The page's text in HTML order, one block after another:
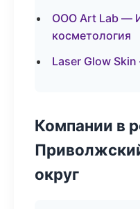
ООО Art Lab —
косметология
Laser Glow
Компании в
округ